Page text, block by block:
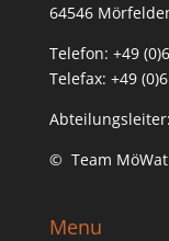
64546
Telefon: +49
Telefax: +49
© Team
Menu